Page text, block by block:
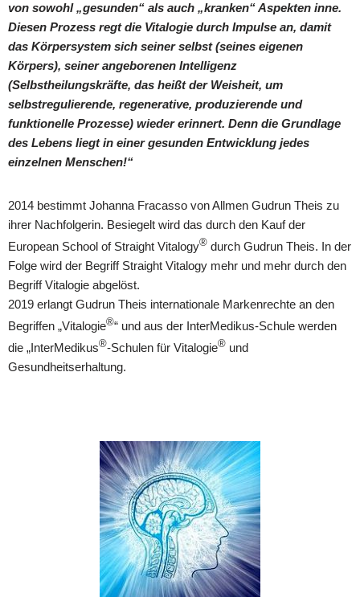
von sowohl „gesunden“ als auch „kranken“ Aspekten inne.
Diesen Prozess regt die Vitalogie durch Impulse an, damit
das Körpersystem sich seiner selbst (seines eigenen
Körpers), seiner angeborenen Intelligenz
(Selbstheilungskräfte, das heißt der Weisheit, um
selbstregulierende, regenerative, produzierende und
funktionelle Prozesse) wieder erinnert. Denn die Grundlage
des Lebens liegt in einer gesunden Entwicklung jedes
einzelnen Menschen!“
2014 bestimmt Johanna Fracasso von Allmen Gudrun Theis zu
ihrer Nachfolgerin. Besiegelt wird das durch den Kauf der
European School of Straight Vitalogy® durch Gudrun Theis. In der
Folge wird der Begriff Straight Vitalogy mehr und mehr durch den
Begriff Vitalogie abgelöst.
2019 erlangt Gudrun Theis internationale Markenrechte an den
Begriffen „Vitalogie®“ und aus der InterMedikus-Schule werden
die „InterMedikus®-Schulen für Vitalogie® und
Gesundheitserhaltung.